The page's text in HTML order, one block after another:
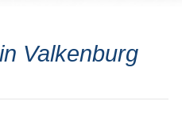
Valkenburg